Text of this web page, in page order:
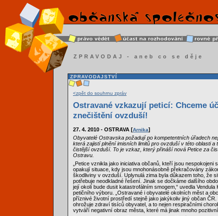
ZPRAVODAJ - aneb co se děje
ZPRAVODAJSTVÍ
<zpět do souhrnu zpráv
Ostravané vzkazují peticí: Chceme
znečištění ovzduší!
27. 4. 2010 - OSTRAVA [Arnika]
Obyvatelé Ostravska požadují po kompetentních úřadech
která zajistí plnění imisních limitů pro ovzduší v této oblasti a
čistější ovzduší. To je vzkaz, který přináší nová Petice za
Ostravu.
„Petice vznikla jako iniciativa občanů, kteří jsou nespokojeni
opakují situace, kdy jsou mnohonásobně překračovány
škodliviny v ovzduší. Uplynulá zima byla důkazem toho, že
potřebuje neodkladné řešení. Jinak se dočkáme dalšího
její okolí bude dusit katastrofálním smogem,“ uvedla
petičního výboru. „Ostravané i obyvatelé okolních měst a
příznivé životní prostředí stejně jako jakýkoliv jiný občan
ohrožuje zdraví tisíců obyvatel, a to nejen respiračními
vytváří negativní obraz města, které má jinak mnoho